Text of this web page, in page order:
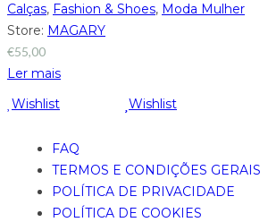
Calças, Fashion & Shoes, Moda Mulher
Store: MAGARY
€55,00
Ler mais
Wishlist
Wishlist
FAQ
TERMOS E CONDIÇÕES GERAIS
POLÍTICA DE PRIVACIDADE
POLÍTICA DE COOKIES